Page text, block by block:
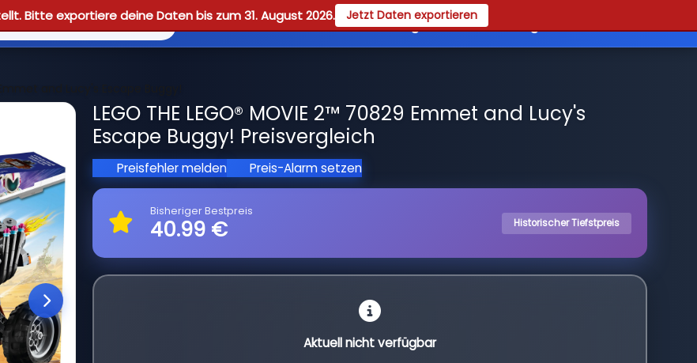
Bitte exportiere deine Daten bis zum 31. August 2026. Jetzt Daten exportieren
Reviews Guides Registrieren
and Lucy's Escape Buggy!
LEGO THE LEGO® MOVIE 2™ 70829 Emmet and Lucy's
Escape Buggy! Preisvergleich
Preisfehler melden Preis-Alarm setzen
Bisheriger Bestpreis
40.99 € Historischer Tiefstpreis
Aktuell nicht verfügbar